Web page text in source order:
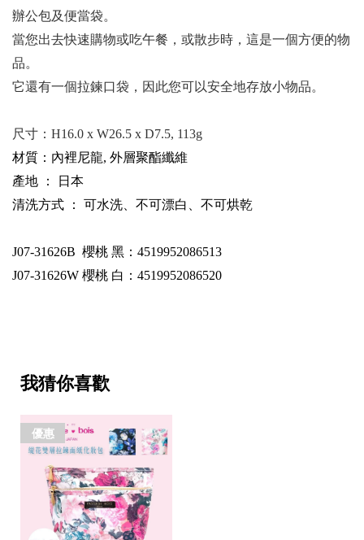
辦公包及便當袋。
當您出去快速購物或吃午餐，或散步時，這是一個方便的物
品。
它還有一個拉鍊口袋，因此您可以安全地存放小物品。
尺寸： H16.0 x W26.5 x D7.5, 113g
材質：內裡尼龍, 外層聚酯纖維
產地 ： 日本
清洗方式 ： 可水洗、不可漂白、不可烘乾
J07-31626B 櫻桃 黑：4519952086513
J07-31626W 櫻桃 白：4519952086520
我猜你喜歡
優惠